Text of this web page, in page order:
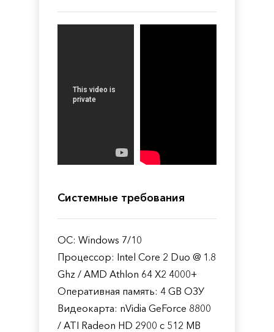
Системные требования
ОС: Windows 7/10
Процессор: Intel Core 2 Duo @ 1.8
Ghz / AMD Athlon 64 X2 4000+
Оперативная память: 4 GB ОЗУ
Видеокарта: nVidia GeForce 8800
/ ATI Radeon HD 2900 с 512 MB